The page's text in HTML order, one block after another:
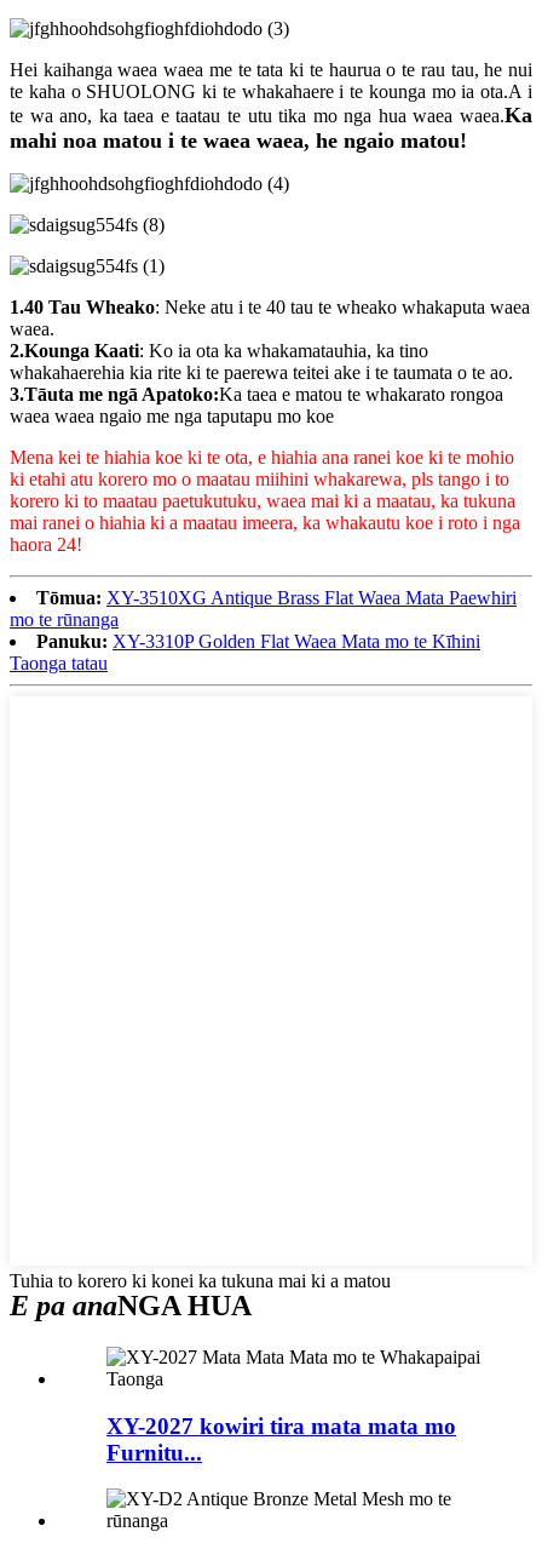
Hei kaihanga waea waea me te tata ki te haurua o te rau tau, he nui
te kaha o SHUOLONG ki te whakahaere i te kounga mo ia ota.A i
te wa ano, ka taea e taatau te utu tika mo nga hua waea waea.Ka
mahi noa matou i te waea waea, he ngaio matou!
1.40 Tau Wheako: Neke atu i te 40 tau te wheako whakaputa waea
waea.
2.Kounga Kaati: Ko ia ota ka whakamatauhia, ka tino
whakahaerehia kia rite ki te paerewa teitei ake i te taumata o te ao.
3.Tāuta me ngā Apatoko:Ka taea e matou te whakarato rongoa
waea waea ngaio me nga taputapu mo koe
Mena kei te hiahia koe ki te ota, e hiahia ana ranei koe ki te mohio
ki etahi atu korero mo o maatau miihini whakarewa, pls tango i to
korero ki to maatau paetukutuku, waea mai ki a maatau, ka tukuna
mai ranei o hiahia ki a maatau imeera, ka whakautu koe i roto i nga
haora 24!
Tōmua: XY-3510XG Antique Brass Flat Waea Mata Paewhiri
mo te rūnanga
Panuku: XY-3310P Golden Flat Waea Mata mo te Kīhini
Taonga tatau
Tuhia to korero ki konei ka tukuna mai ki a matou
E pa anaNGA HUA
XY-2027 kowiri tira mata mata mo
Furnitu...